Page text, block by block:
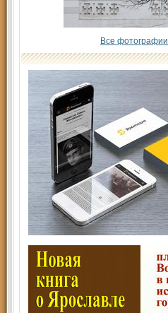
Все фотографии